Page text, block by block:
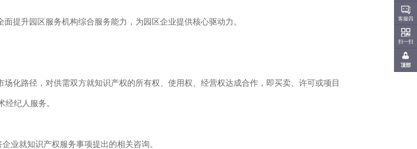
面提升园区服务机构综合服务能力，为园区企业提供核心驱动力。
场化路径，对供需双方就知识产权的所有权、使用权、经营权达成合作，即买卖、许可或项目
经纪人服务。
业就知识产权服务事项提出的相关咨询。
客服四
扫一扫
顶部